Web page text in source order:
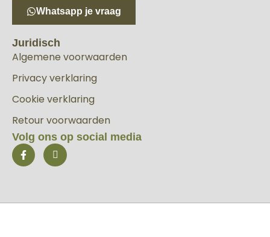
Whatsapp je vraag
Juridisch
Algemene voorwaarden
Privacy verklaring
Cookie verklaring
Retour voorwaarden
Volg ons op social media